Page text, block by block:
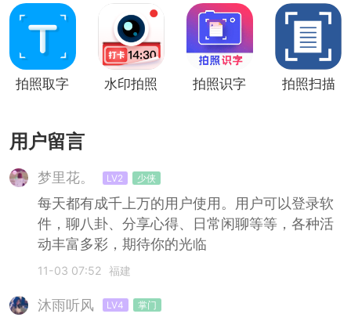
拍照取字 水印拍照 拍照识字 拍照扫描
用户留言
梦里花。 LV2 少侠
每天都有成千上万的用户使用。用户可以登录软
件，聊八卦、分享心得、日常闲聊等等，各种活
动丰富多彩，期待你的光临
11-03 07:52 福建
沐雨听风 LV4 掌门